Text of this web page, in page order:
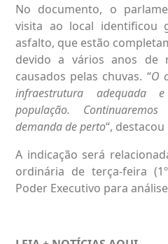
No documento, o
visita ao local identificou
asfalto, que estão
devido a vários anos de
causados pelas chuvas. “O
infraestrutura adequada
população.
demanda de perto“, destacou
A indicação será
ordinária de terça-feira
Poder Executivo para